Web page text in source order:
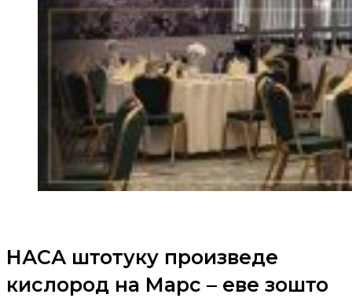
НАСА штотуку произведе
кислород на Марс – еве зошто